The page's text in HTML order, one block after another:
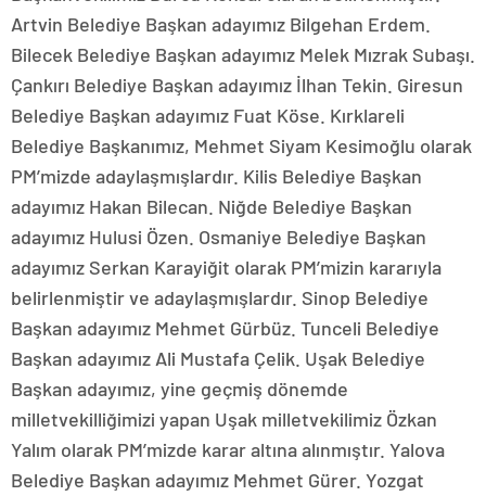
Artvin Belediye Başkan adayımız Bilgehan Erdem.
Bilecek Belediye Başkan adayımız Melek Mızrak Subaşı.
Çankırı Belediye Başkan adayımız İlhan Tekin. Giresun
Belediye Başkan adayımız Fuat Köse. Kırklareli
Belediye Başkanımız, Mehmet Siyam Kesimoğlu olarak
PM’mizde adaylaşmışlardır. Kilis Belediye Başkan
adayımız Hakan Bilecan. Niğde Belediye Başkan
adayımız Hulusi Özen. Osmaniye Belediye Başkan
adayımız Serkan Karayiğit olarak PM’mizin kararıyla
belirlenmiştir ve adaylaşmışlardır. Sinop Belediye
Başkan adayımız Mehmet Gürbüz. Tunceli Belediye
Başkan adayımız Ali Mustafa Çelik. Uşak Belediye
Başkan adayımız, yine geçmiş dönemde
milletvekilliğimizi yapan Uşak milletvekilimiz Özkan
Yalım olarak PM’mizde karar altına alınmıştır. Yalova
Belediye Başkan adayımız Mehmet Gürer. Yozgat